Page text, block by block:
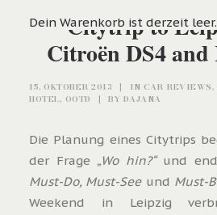
Dein Warenkorb ist derzeit leer.
Citytrip to
Citroën DS4
15. OKTOBER 2013 | IN CAR REVIEWS,
HOTEL, OOTD | BY DAJANA
Die Planung eines Citytrips
der Frage „Wo hin?“und
Must-Do, Must-Seeund Must-
Weekend in Leipzig